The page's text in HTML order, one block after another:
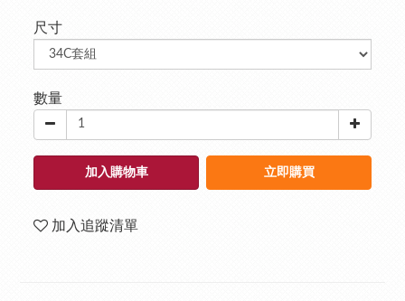
尺寸
數量
加入購物車 立即購買
加入追蹤清單